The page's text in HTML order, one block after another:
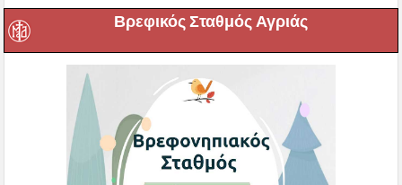
Βρεφικός Σταθμός Αγριάς